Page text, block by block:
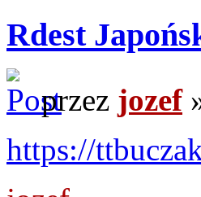
Rdest
przez jozef
https://